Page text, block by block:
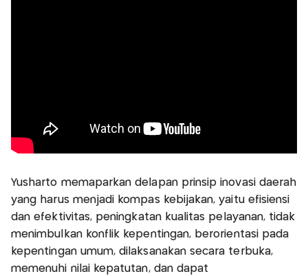
Yusharto memaparkan delapan prinsip inovasi daerah
yang harus menjadi kompas kebijakan, yaitu efisiensi
dan efektivitas, peningkatan kualitas pelayanan, tidak
menimbulkan konflik kepentingan, berorientasi pada
kepentingan umum, dilaksanakan secara terbuka,
memenuhi nilai kepatutan, dan dapat